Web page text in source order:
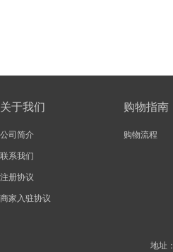
关于我们
公司简介
联系我们
注册协议
商家入驻协议
购物指南
购物流程
地址：